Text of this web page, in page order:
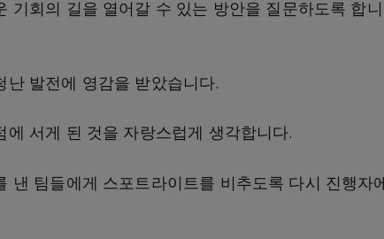
기회의 길을 열어갈 수 있는 방안을 질문하도록 합니
발전에 영감을 받았습니다.
서게 된 것을 자랑스럽게 생각합니다.
낸 팀들에게 스포트라이트를 비추도록 다시 진행자에